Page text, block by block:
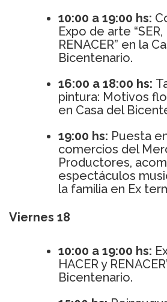
10:00 a 19:00 hs:
Expo de arte “SER,
RENACER” en la
Bicentenario.
16:00 a 18:00 hs:
pintura: Motivos
en Casa del
19:00 hs: Puesta
comercios del
Productores,
espectáculos
la familia en Ex
Viernes 18
10:00 a 19:00 hs:
HACER y
Bicentenario.